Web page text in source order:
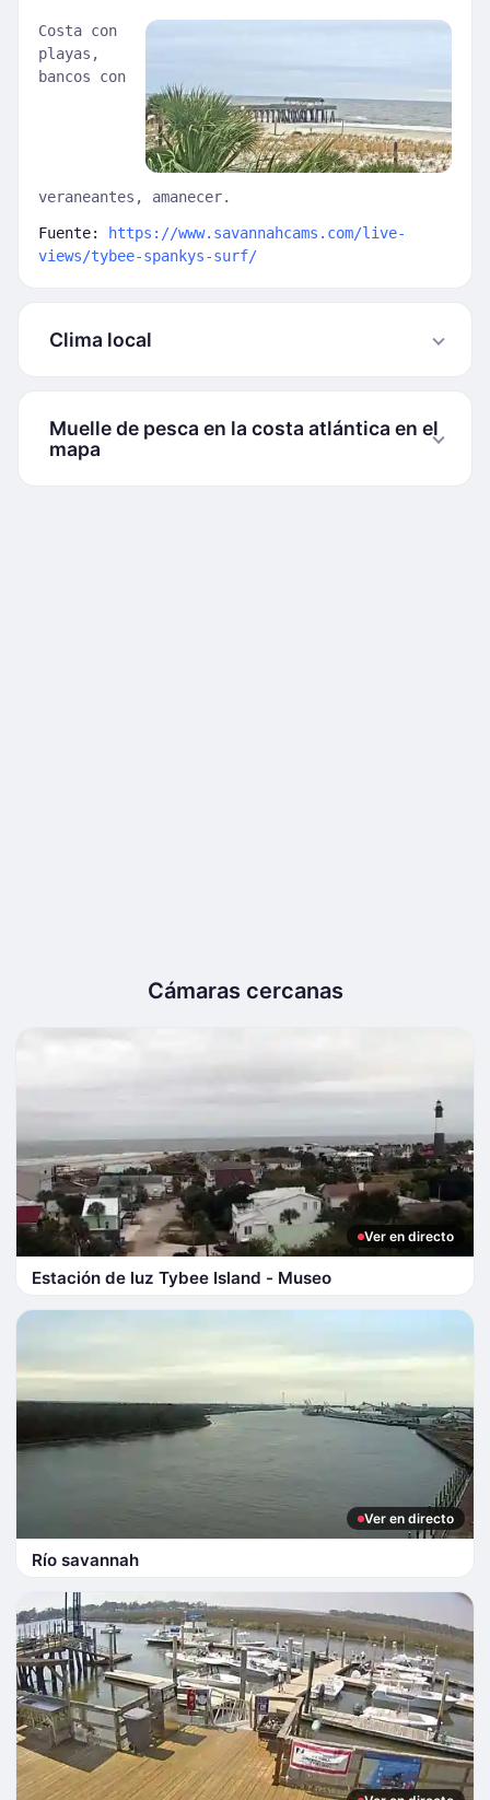
Costa con
playas,
bancos con
veraneantes, amanecer.
Fuente:
https://www.savannahcams.com/live-
views/tybee-spankys-surf/
Clima local
Muelle de pesca en la costa atlántica en el
mapa
Cámaras cercanas
Ver en directo
Estación de luz Tybee Island - Museo
Ver en directo
Río savannah